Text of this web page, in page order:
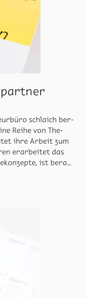
sind geist­
Ge­wicht.
partner
schlaich ber­
Rei­he von The­
ihre Ar­beit zum
er­ar­bei­tet das
ist be­ra­